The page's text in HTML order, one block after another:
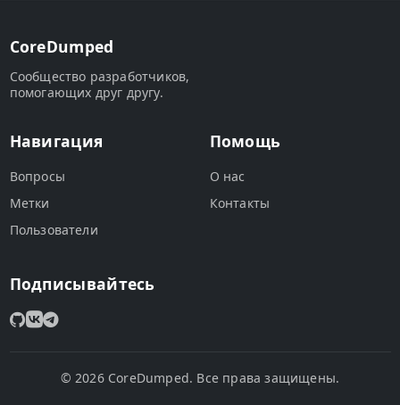
CoreDumped
Сообщество разработчиков,
помогающих друг другу.
Навигация
Вопросы
Метки
Пользователи
Помощь
О нас
Контакты
Подписывайтесь
© 2026 CoreDumped. Все права защищены.